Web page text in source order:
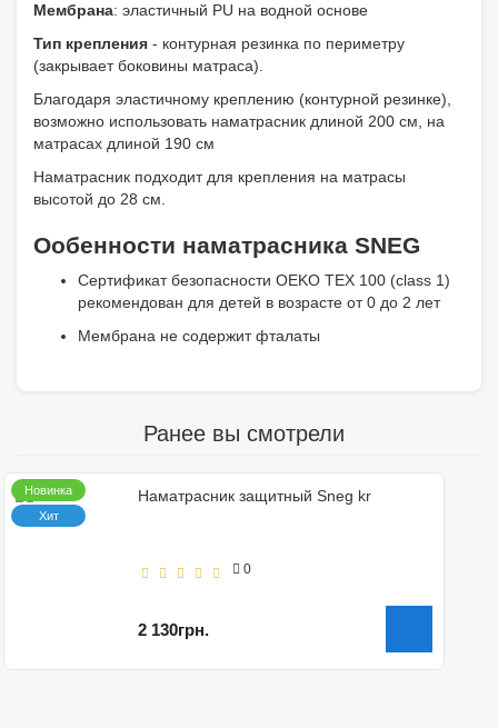
Мембрана: эластичный PU на водной основе
Тип крепления - контурная резинка по периметру
(закрывает боковины матраса).
Благодаря эластичному креплению (контурной резинке),
возможно использовать наматрасник длиной 200 см, на
матрасах длиной 190 см
Наматрасник подходит для крепления на матрасы
высотой до 28 см.
Ообенности наматрасника SNEG
Сертификат безопасности OEKO TEX 100 (class 1)
рекомендован для детей в возрасте от 0 до 2 лет
Мембрана не содержит фталаты
Ранее вы смотрели
Новинка
Хит
Наматрасник защитный Sneg kr
0
2 130грн.